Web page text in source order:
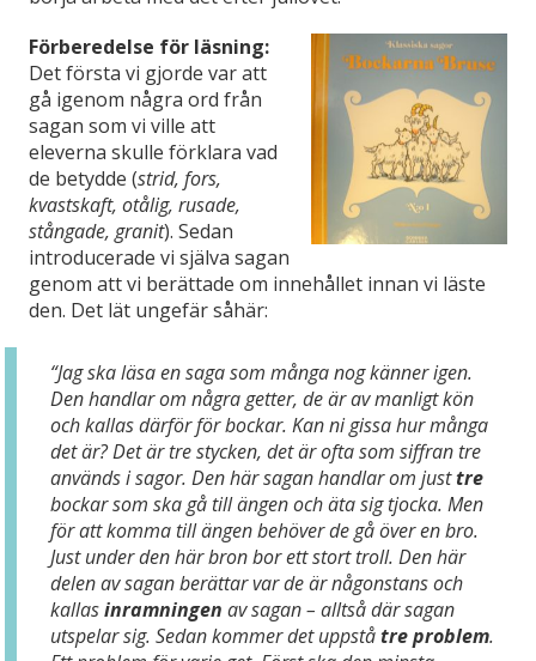
Förberedelse för läsning:
Det första vi gjorde var att
gå igenom några ord från
sagan som vi ville att
eleverna skulle förklara vad
de betydde (strid, fors,
kvastskaft, otålig, rusade,
stångade, granit). Sedan
introducerade vi själva sagan
genom att vi berättade om innehållet innan vi läste
den. Det lät ungefär såhär:
“Jag ska läsa en saga som många nog känner igen.
Den handlar om några getter, de är av manligt kön
och kallas därför för bockar. Kan ni gissa hur många
det är? Det är tre stycken, det är ofta som siffran tre
används i sagor. Den här sagan handlar om justtre
bockar som ska gå till ängen och äta sig tjocka. Men
för att komma till ängen behöver de gå över en bro.
Just under den här bron bor ett stort troll. Den här
delen av sagan berättar var de är någonstans och
kallasinramningen av sagan – alltså där sagan
utspelar sig. Sedan kommer det uppståtre problem.